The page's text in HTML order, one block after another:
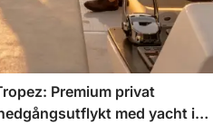
Premium privat
med yacht i